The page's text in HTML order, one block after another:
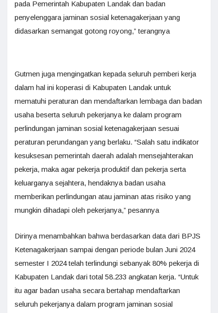
pada Pemerintah Kabupaten Landak dan badan
penyelenggara jaminan sosial ketenagakerjaan yang
didasarkan semangat gotong royong,” terangnya
Gutmen juga mengingatkan kepada seluruh pemberi kerja
dalam hal ini koperasi di Kabupaten Landak untuk
mematuhi peraturan dan mendaftarkan lembaga dan badan
usaha beserta seluruh pekerjanya ke dalam program
perlindungan jaminan sosial ketenagakerjaan sesuai
peraturan perundangan yang berlaku. “Salah satu indikator
kesuksesan pemerintah daerah adalah mensejahterakan
pekerja, maka agar pekerja produktif dan pekerja serta
keluarganya sejahtera, hendaknya badan usaha
memberikan perlindungan atau jaminan atas risiko yang
mungkin dihadapi oleh pekerjanya,” pesannya
Dirinya menambahkan bahwa berdasarkan data dari BPJS
Ketenagakerjaan sampai dengan periode bulan Juni 2024
semester I 2024 telah terlindungi sebanyak 80% pekerja di
Kabupaten Landak dari total 58.233 angkatan kerja. “Untuk
itu agar badan usaha secara bertahap mendaftarkan
seluruh pekerjanya dalam program jaminan sosial